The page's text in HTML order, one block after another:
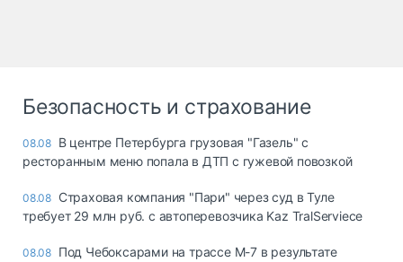
Безопасность и страхование
08.08 В центре Петербурга грузовая "Газель" с
ресторанным меню попала в ДТП с гужевой повозкой
08.08 Страховая компания "Пари" через суд в Туле
требует 29 млн руб. с автоперевозчика Kaz TralServiece
08.08 Под Чебоксарами на трассе М-7 в результате